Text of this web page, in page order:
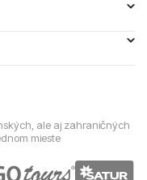
ale aj zahraničných
mieste